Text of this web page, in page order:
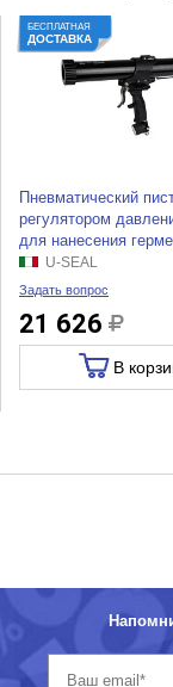
БЕСПЛАТНАЯ
ДОСТАВКА
Пневматический
регулятором
для нанесения
U-SEAL
Задать вопрос
21 626
В